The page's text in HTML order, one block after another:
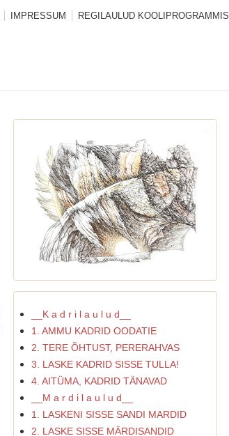
IMPRESSUM REGILAULUD KOOLIPROGRAMMIS
__K a d r i l a u l u d__
1. AMMU KADRID OODATIE
2. TERE ÕHTUST, PERERAHVAS
3. LASKE KADRID SISSE TULLA!
4. AITÜMA, KADRID TÄNAVAD
__M a r d i l a u l u d__
1. LASKENI SISSE SANDI MARDID
2. LASKE SISSE MÄRDISANDID